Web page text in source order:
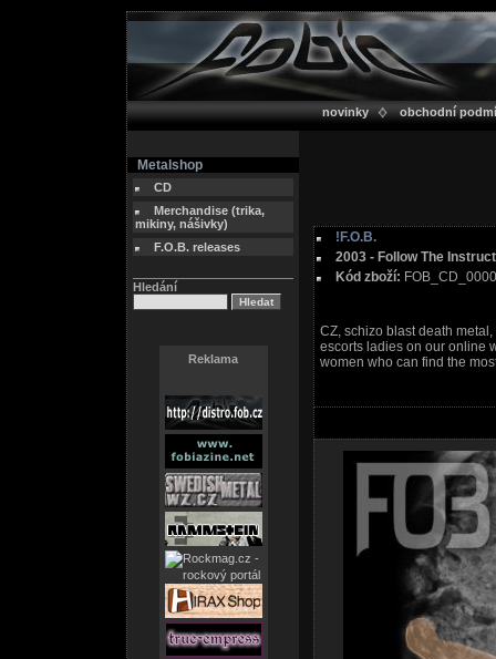
novinky obchodní
Metalshop
CD
Merchandise (trika,
mikiny, nášivky)
F.O.B. releases
Hledání
Reklama
!F.O.B.
2003 - Follow The
Kód zboží:
CZ, schizo blast death
escorts ladies on our online
women who can find the